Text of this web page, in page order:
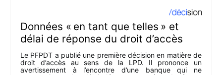
Données « en tant que telles » et
délai de réponse du droit d’accès
Le PFPDT a publié une première décision en matière de
droit d’accès au sens de la LPD. Il prononce un
avertissement à l’encontre d’une banque qui ne